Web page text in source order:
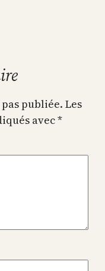
publiée. Les
avec*